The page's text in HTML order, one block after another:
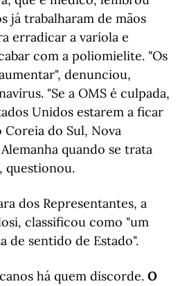
já trabalharam de mãos
erradicar a varíola e
com a poliomielite. "Os
denunciou,
"Se a OMS é culpada,
Unidos estarem a ficar
Coreia do Sul, Nova
quando se trata
questionou.
dos Representantes, a
classificou como "um
de sentido de Estado".
há quem discorde. O